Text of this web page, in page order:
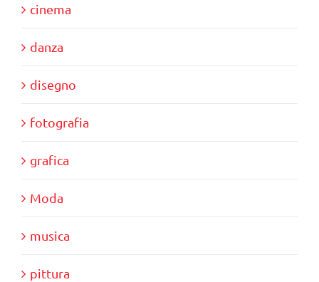
cinema
danza
disegno
fotografia
grafica
Moda
musica
pittura